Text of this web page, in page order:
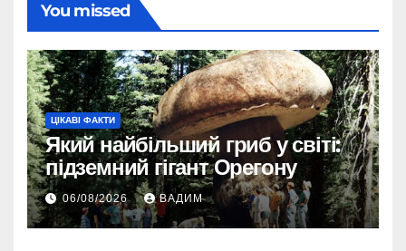
You missed
ЦІКАВІ ФАКТИ
Який найбільший гриб у світі:
підземний гігант Орегону
06/08/2026 ВАДИМ